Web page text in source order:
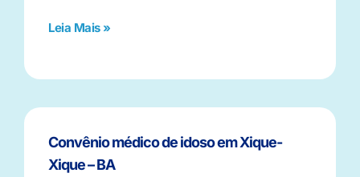
Leia Mais »
Convênio médico de idoso em Xique-
Xique – BA